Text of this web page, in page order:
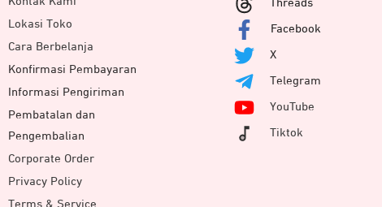
Lokasi Toko
Cara Berbelanja
Konfirmasi Pembayaran
Informasi Pengiriman
Pembatalan dan
Pengembalian
Corporate Order
Privacy Policy
Terms & Service
Threads
Facebook
X
Telegram
YouTube
Tiktok